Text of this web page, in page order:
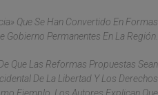
Que Se Han Convertido En Formas
Gobierno Permanentes En La Región.
Que Las Reformas Propuestas Sean
De La Libertad Y Los Derechos